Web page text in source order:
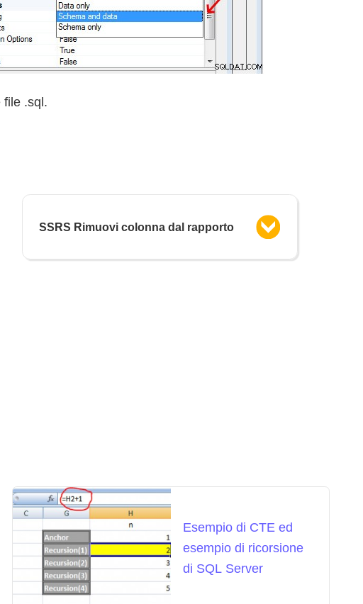
file .sql.
SSRS Rimuovi colonna dal rapporto
Esempio di CTE ed
esempio di ricorsione
di SQL Server